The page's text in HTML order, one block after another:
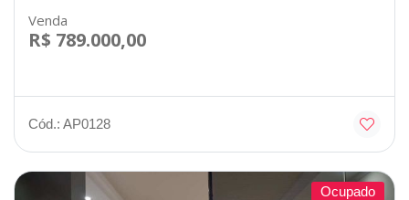
Venda
R$ 789.000,00
Cód.: AP0128
Ocupado